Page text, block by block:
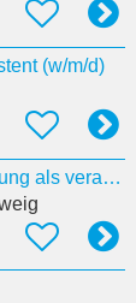
(w/m/d)
Stellvertretende Pflegedienstleitung als verantwortliche:r Pflegeprozesskoordinator:in (w/m/d)